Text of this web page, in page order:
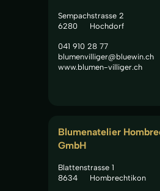
Sempachstrasse 2
6280
Hochdorf
041 910 28 77
blumenvilliger@bluewin.ch
www.blumen-villiger.ch
Blumenatelier
GmbH
Blattenstrasse 1
8634
Hombrechtikon